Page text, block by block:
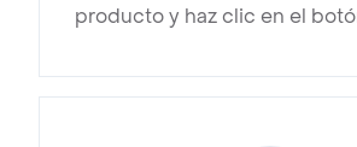
producto y haz clic en el